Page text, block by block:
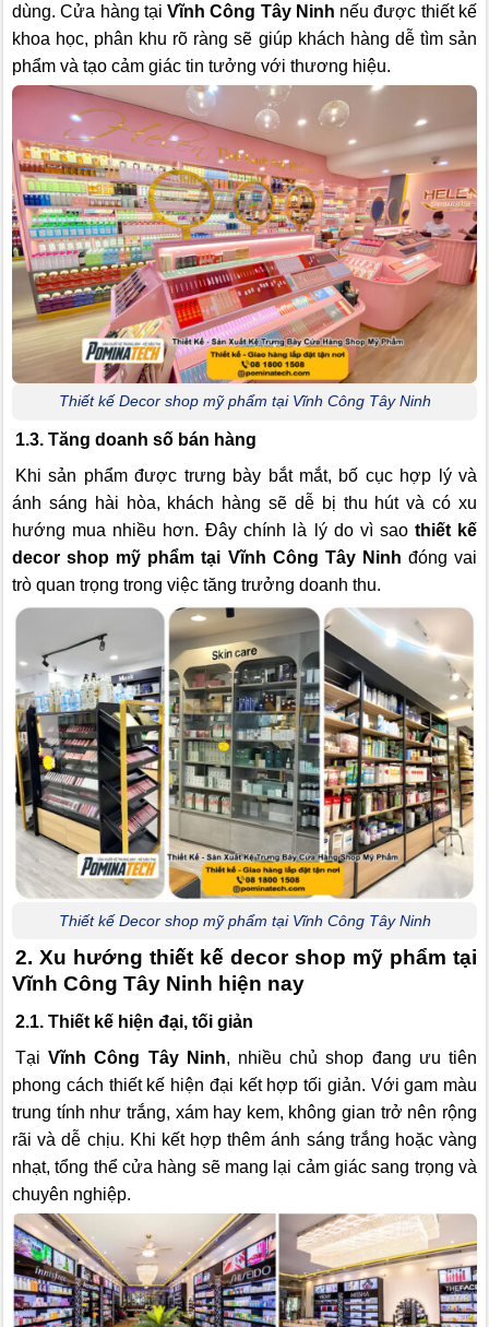
dùng. Cửa hàng tạiVĩnh Công Tây Ninh nếu được thiết kế
khoa học, phân khu rõ ràng sẽ giúp khách hàng dễ tìm sản
phẩm và tạo cảm giác tin tưởng với thương hiệu.
Thiết kế Decor shop mỹ phẩm tại Vĩnh Công Tây Ninh
1.3. Tăng doanh số bán hàng
Khi sản phẩm được trưng bày bắt mắt, bố cục hợp lý và
ánh sáng hài hòa, khách hàng sẽ dễ bị thu hút và có xu
hướng mua nhiều hơn. Đây chính là lý do vì sao thiết kế
decor shop mỹ phẩm tại Vĩnh Công Tây Ninh đóng vai
trò quan trọng trong việc tăng trưởng doanh thu.
Thiết kế Decor shop mỹ phẩm tại Vĩnh Công Tây Ninh
2. Xu hướng thiết kế decor shop mỹ phẩm tại
Vĩnh Công Tây Ninh hiện nay
2.1. Thiết kế hiện đại, tối giản
TạiVĩnh Công Tây Ninh, nhiều chủ shop đang ưu tiên
phong cách thiết kế hiện đại kết hợp tối giản. Với gam màu
trung tính như trắng, xám hay kem, không gian trở nên rộng
rãi và dễ chịu. Khi kết hợp thêm ánh sáng trắng hoặc vàng
nhạt, tổng thể cửa hàng sẽ mang lại cảm giác sang trọng và
chuyên nghiệp.